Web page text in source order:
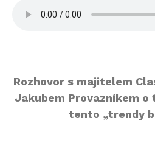
Rozhovor s majitelem
Jakubem Provazníkem
tento „trendy